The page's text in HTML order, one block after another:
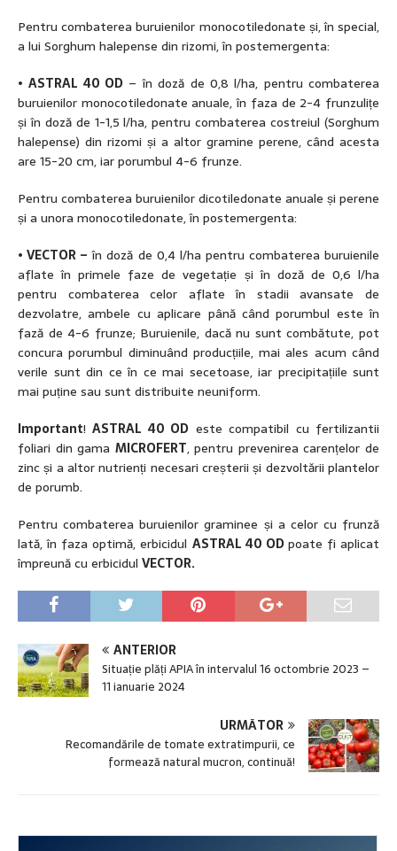
Pentru combaterea buruienilor monocotiledonate și, în special,
a lui Sorghum halepense din rizomi, în postemergenta:
•ASTRAL 40 OD – în doză de 0,8 l/ha, pentru combaterea
buruienilor monocotiledonate anuale, în faza de 2-4 frunzulițe
și în doză de 1-1,5 l/ha, pentru combaterea costreiul (Sorghum
halepense) din rizomi și a altor gramine perene, când acesta
are 15-20 cm, iar porumbul 4-6 frunze.
Pentru combaterea buruienilor dicotiledonate anuale și perene
și a unora monocotiledonate, în postemergenta:
• VECTOR – în doză de 0,4 l/ha pentru combaterea buruienile
aflate în primele faze de vegetație și în doză de 0,6 l/ha
pentru combaterea celor aflate în stadii avansate de
dezvolatre, ambele cu aplicare până când porumbul este în
fază de 4-6 frunze; Buruienile, dacă nu sunt combătute, pot
concura porumbul diminuând producțiile, mai ales acum când
verile sunt din ce în ce mai secetoase, iar precipitațiile sunt
mai puține sau sunt distribuite neuniform.
Important!ASTRAL 40 OD este compatibil cu fertilizantii
foliari din gama MICROFERT, pentru prevenirea carențelor de
zinc și a altor nutrienți necesari creșterii și dezvoltării plantelor
de porumb.
Pentru combaterea buruienilor graminee și a celor cu frunză
lată, în faza optimă, erbicidul ASTRAL 40 OD poate fi aplicat
împreună cu erbicidul VECTOR.
ANTERIOR
Situație plăți APIA în intervalul 16 octombrie 2023 –
11 ianuarie 2024
URMĂTOR
Recomandările de tomate extratimpurii, ce
formează natural mucron, continuă!